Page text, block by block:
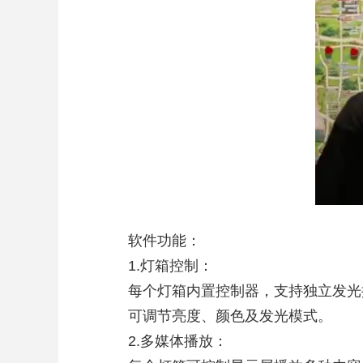
软件功能：
1.灯箱控制：
每个灯箱内置控制器，支持独立发
可调节亮度、颜色及发光模式。
2.多媒体播放：